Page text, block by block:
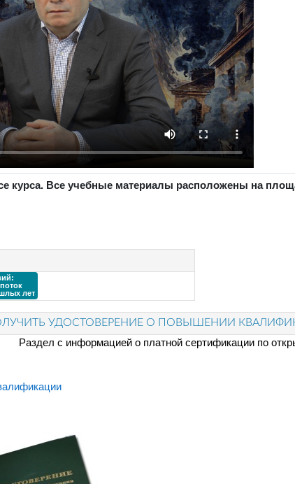
курса. Все учебные материалы расположены на
лет
УДОСТОВЕРЕНИЕ О ПОВЫШЕНИИ
Раздел с информацией о платной сертификации по
Страница